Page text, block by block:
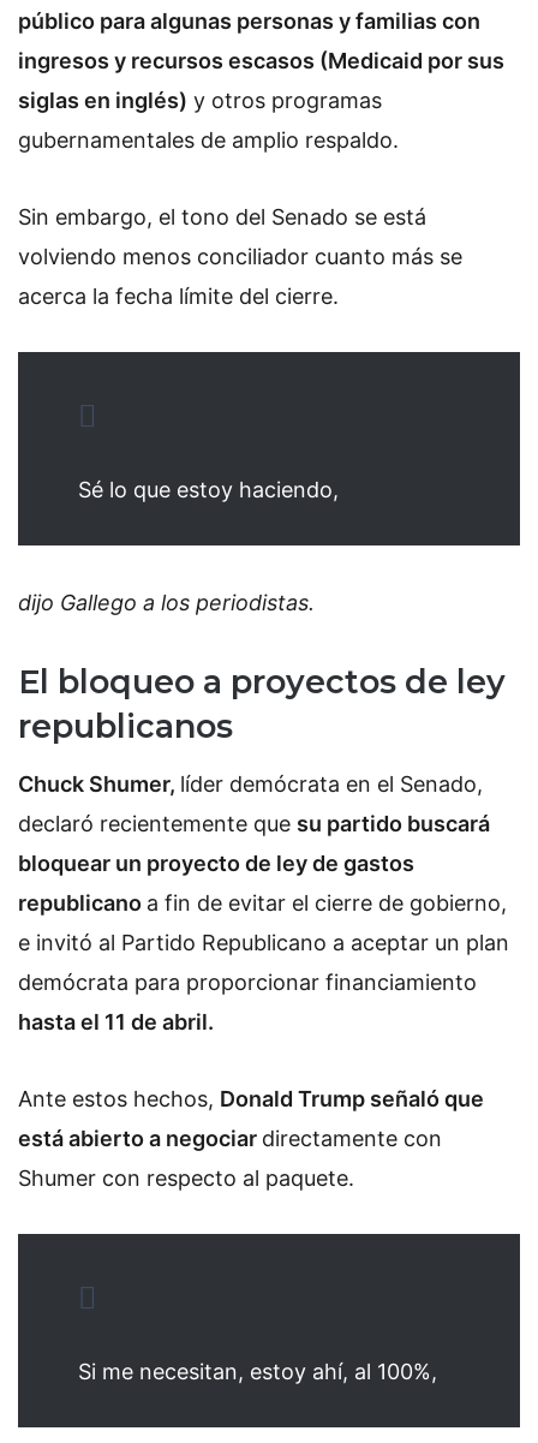
público para algunas personas y familias con
ingresos y recursos escasos (Medicaid por sus
siglas en inglés) y otros programas
gubernamentales de amplio respaldo.
Sin embargo, el tono del Senado se está
volviendo menos conciliador cuanto más se
acerca la fecha límite del cierre.
Sé lo que estoy haciendo,
dijo Gallego a los periodistas.
El bloqueo a proyectos de ley
republicanos
Chuck Shumer, líder demócrata en el Senado,
declaró recientemente que su partido buscará
bloquear un proyecto de ley de gastos
republicano a fin de evitar el cierre de gobierno,
e invitó al Partido Republicano a aceptar un plan
demócrata para proporcionar financiamiento
hasta el 11 de abril.
Ante estos hechos, Donald Trump señaló que
está abierto a negociar directamente con
Shumer con respecto al paquete.
Si me necesitan, estoy ahí, al 100%,